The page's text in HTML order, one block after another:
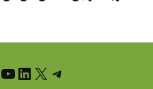
YouTube LinkedIn X Telegram